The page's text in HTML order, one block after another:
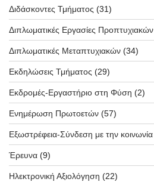
Διδάσκοντες Τμήματος (31)
Διπλωματικές Εργασίες Προπτυχιακών
Διπλωματικές Μεταπτυχιακών (34)
Εκδηλώσεις Τμήματος (29)
Εκδρομές-Εργαστήριο στη Φύση (2)
Ενημέρωση Πρωτοετών (57)
Εξωστρέφεια-Σύνδεση με την κοινωνία
Έρευνα (9)
Ηλεκτρονική Αξιολόγηση (22)